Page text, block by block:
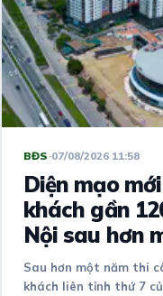
BĐS ·07/08/2026 11:58
Diện mạo
khách gần
Nội sau hơn
khiến nhiều
Sau hơn một năm thi
khách liên tỉnh thứ 7